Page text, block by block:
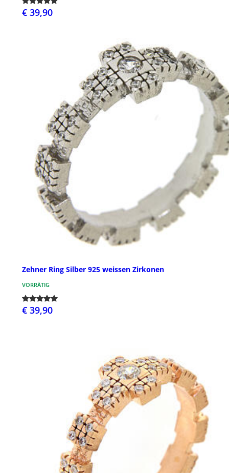
€ 39,90
Zehner Ring Silber 925 weissen Zirkonen
VORRÄTIG
€ 39,90